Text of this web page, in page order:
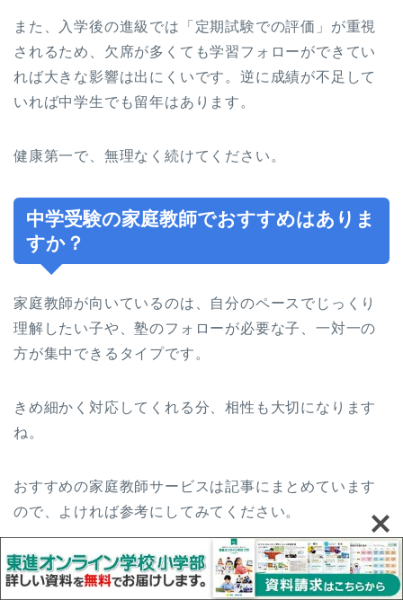
また、入学後の進級では「定期試験での評価」が重視
されるため、欠席が多くても学習フォローができてい
れば大きな影響は出にくいです。逆に成績が不足して
いれば中学生でも留年はあります。
健康第一で、無理なく続けてください。
中学受験の家庭教師でおすすめはありま
すか？
家庭教師が向いているのは、自分のペースでじっくり
理解したい子や、塾のフォローが必要な子、一対一の
方が集中できるタイプです。
きめ細かく対応してくれる分、相性も大切になります
ね。
おすすめの家庭教師サービスは記事にまとめています
ので、よければ参考にしてみてください。
中学受験におすすめの家庭教師サービス